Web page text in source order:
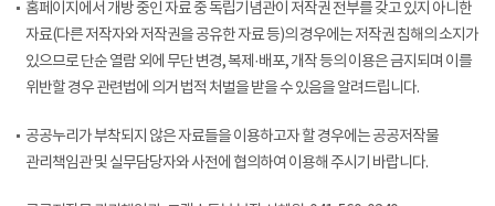
홈페이지에서 개방 중인 자료 중 독립기념관이 저작권 전부를 갖고 있지 아니한
자료(다른 저작자와 저작권을 공유한 자료 등)의 경우에는 저작권 침해의 소지가
있으므로 단순 열람 외에 무단 변경, 복제·배포, 개작 등의 이용은 금지되며 이를
위반할 경우 관련법에 의거 법적 처벌을 받을 수 있음을 알려드립니다.
공공누리가 부착되지 않은 자료들을 이용하고자 할 경우에는 공공저작물
관리책임관 및 실무담당자와 사전에 협의하여 이용해 주시기 바랍니다.